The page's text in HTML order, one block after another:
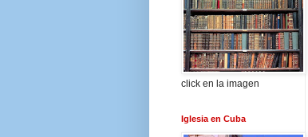
click en la imagen
Iglesia en Cuba